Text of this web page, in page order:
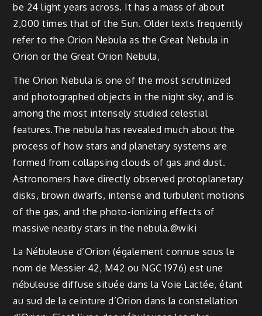
be 24 light years across. It has a mass of about
2,000 times that of the Sun. Older texts frequently
refer to the Orion Nebula as the Great Nebula in
Orion or the Great Orion Nebula,
The Orion Nebula is one of the most scrutinized
and photographed objects in the night sky, and is
among the most intensely studied celestial
features.The nebula has revealed much about the
process of how stars and planetary systems are
formed from collapsing clouds of gas and dust.
Astronomers have directly observed protoplanetary
disks, brown dwarfs, intense and turbulent motions
of the gas, and the photo-ionizing effects of
massive nearby stars in the nebula.@wiki
La Nébuleuse d’Orion (également connue sous le
nom de Messier 42, M42 ou NGC 1976) est une
nébuleuse diffuse située dans la Voie Lactée, étant
au sud de la ceinture d’Orion dans la constellation